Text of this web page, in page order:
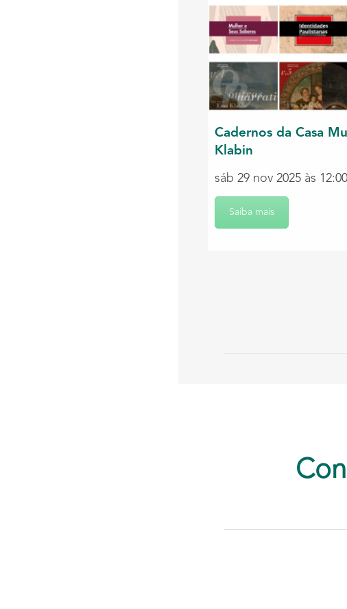
Cadernos da Casa
Klabin
sáb 29 nov 2025 às 12:00
Saiba mais